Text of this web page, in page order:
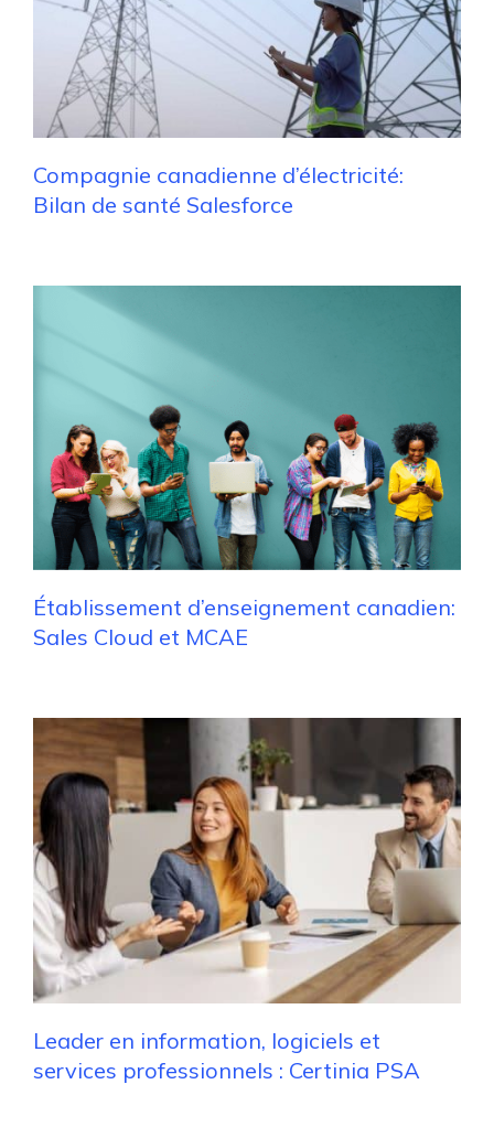
Compagnie canadienne d’électricité:
Bilan de santé Salesforce
Établissement d’enseignement canadien:
Sales Cloud et MCAE
Leader en information, logiciels et
services professionnels : Certinia PSA